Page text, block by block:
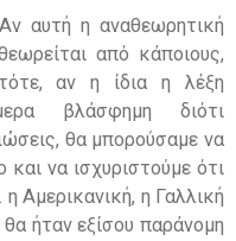
αυτή η αναθεωρητική
από κάποιους,
αν η ίδια η λέξη
βλάσφημη διότι
θα μπορούσαμε να
και να ισχυριστούμε ότι
Αμερικανική, η Γαλλική
ήταν εξίσου παράνομη